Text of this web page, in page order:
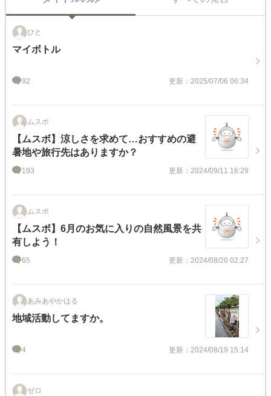
ひと
マイボトル
92 更新：2025/07/06 06:34
ムスボ
【ムスボ】涼しさを求めて…おすすめの避
暑地や旅行先はありますか？
193 更新：2024/09/11 16:29
ムスボ
【ムスボ】6月のお気に入りの自然風景を共
有しよう！
65 更新：2024/08/20 02:27
あみあやかはる
地域活動してますか。
4 更新：2024/08/19 15:14
ゼロ